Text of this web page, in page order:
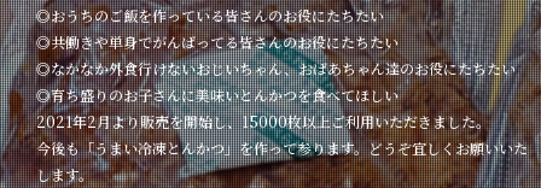
◎おうちのご飯を作っている皆さんのお役にたちたい
◎共働きや単身でがんばってる皆さんのお役にたちたい
◎なかなか外食行けないおじいちゃん、おばあちゃん達のお役にたちたい
◎育ち盛りのお子さんに美味いとんかつを食べてほしい
2021年2月より販売を開始し、15000枚以上ご利用いただきました。
今後も「うまい冷凍とんかつ」を作って参ります。どうぞ宜しくお願いいた
します。